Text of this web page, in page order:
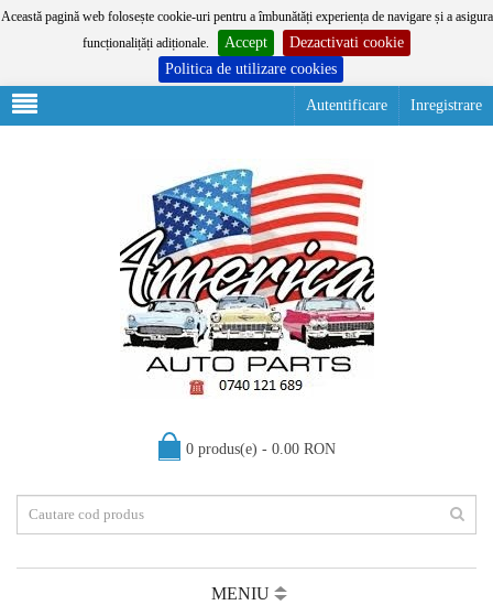
Această pagină web folosește cookie-uri pentru a îmbunătăți experiența de navigare și a asigura
funcționalițăți adiționale.
Accept
Dezactivati cookie
Politica de utilizare cookies
Autentificare Inregistrare
0 produs(e) - 0.00 RON
MENIU